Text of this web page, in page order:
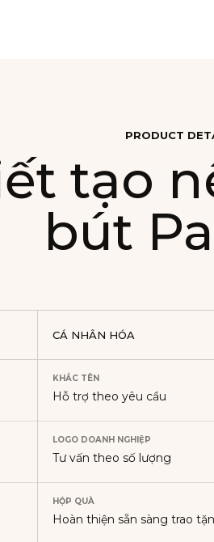
PRODUCT
tạo
bút
CÁ NHÂN HÓA
KHẮC TÊN
Hỗ trợ theo yêu cầu
LOGO DOANH NGHIỆP
Tư vấn theo số lượng
HỘP QUÀ
Hoàn thiện sẵn sàng trao